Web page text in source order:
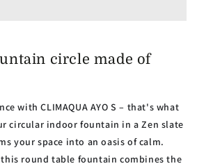
circle made of
with CLIMAQUA AYO S – that's what
circular indoor fountain in a Zen slate
your space into an oasis of calm.
round table fountain combines the